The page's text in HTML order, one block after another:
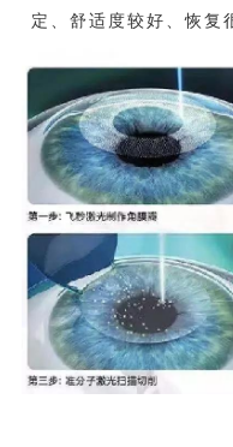
定、舒适度较好、恢复